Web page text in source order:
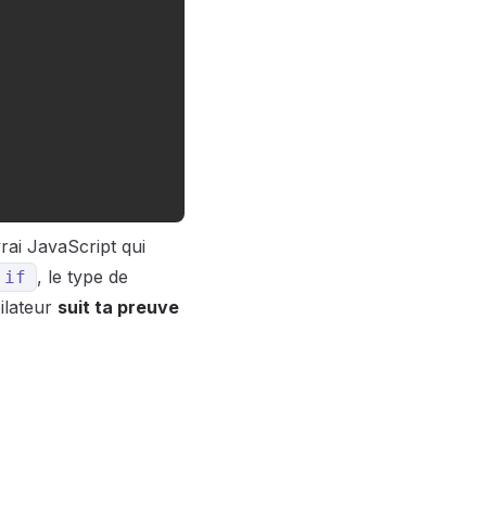
JavaScript qui
if , le type de
suit ta preuve